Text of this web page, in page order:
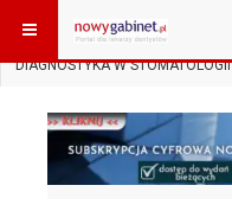
JESTEŚ TUTAJ: START
DIAGNOSTYKA W STOMATOLOGII